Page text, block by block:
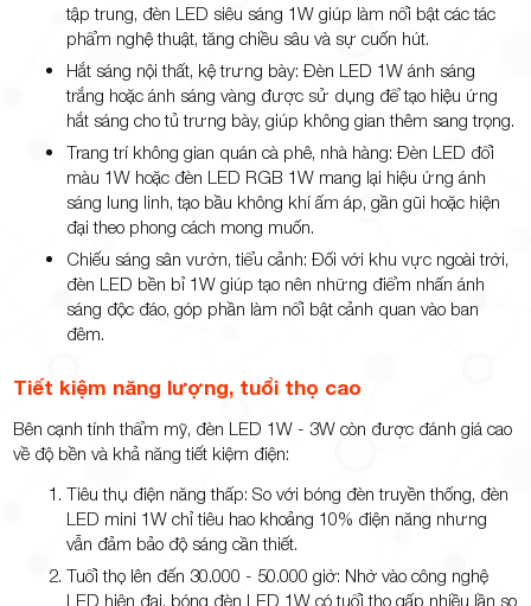
tập trung, đèn LED siêu sáng 1W giúp làm nổi bật các tác
phẩm nghệ thuật, tăng chiều sâu và sự cuốn hút.
Hắt sáng nội thất, kệ trưng bày: Đèn LED 1W ánh sáng
trắng hoặc ánh sáng vàng được sử dụng để tạo hiệu ứng
hắt sáng cho tủ trưng bày, giúp không gian thêm sang trọng.
Trang trí không gian quán cà phê, nhà hàng: Đèn LED đổi
màu 1W hoặc đèn LED RGB 1W mang lại hiệu ứng ánh
sáng lung linh, tạo bầu không khí ấm áp, gần gũi hoặc hiện
đại theo phong cách mong muốn.
Chiếu sáng sân vườn, tiểu cảnh: Đối với khu vực ngoài trời,
đèn LED bền bỉ 1W giúp tạo nên những điểm nhấn ánh
sáng độc đáo, góp phần làm nổi bật cảnh quan vào ban
đêm.
Tiết kiệm năng lượng, tuổi thọ cao
Bên cạnh tính thẩm mỹ, đèn LED 1W - 3W còn được đánh giá cao
về độ bền và khả năng tiết kiệm điện:
Tiêu thụ điện năng thấp: So với bóng đèn truyền thống, đèn
LED mini 1W chỉ tiêu hao khoảng 10% điện năng nhưng
vẫn đảm bảo độ sáng cần thiết.
Tuổi thọ lên đến 30.000 - 50.000 giờ: Nhờ vào công nghệ
LED hiện đại, bóng đèn LED 1W có tuổi thọ gấp nhiều lần so